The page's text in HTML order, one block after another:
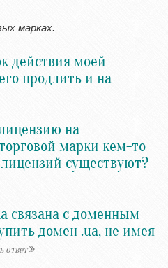
марках.
действия моей
продлить и на
на
марки кем-то
существуют?
связана с доменным
домен .ua, не имея
ответ